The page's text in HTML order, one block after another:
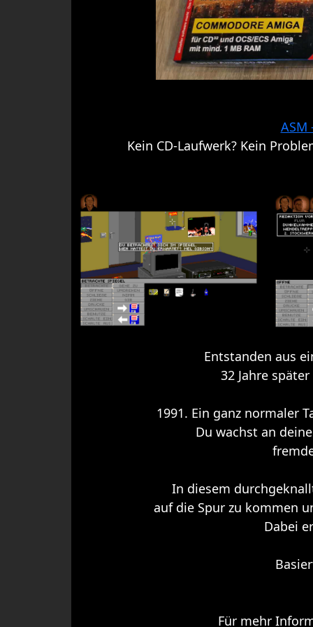
ASM
Kein CD-Laufwerk? Kein
Entstanden aus
32 Jahre
1991. Ein ganz normaler
Du wachst an
In diesem
auf die Spur zu kommen
Dabei
Für mehr